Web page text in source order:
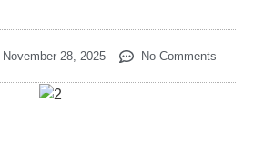
November 28, 2025 No Comments